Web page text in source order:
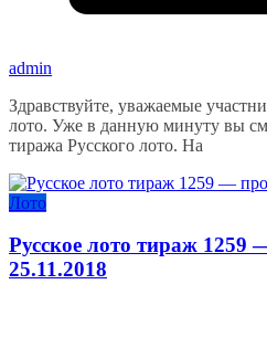
admin
Здравствуйте, уважаемые
лото. Уже в данную минуту вы
тиража Русского лото. На
Лото
Русское лото тираж 1259
25.11.2018